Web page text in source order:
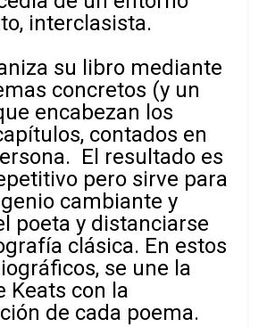
interclasista.
su libro mediante
concretos (y un
encabezan los
contados en
El resultado es
pero sirve para
cambiante y
poeta y distanciarse
clásica. En estos
se une la
Keats con la
de cada poema.